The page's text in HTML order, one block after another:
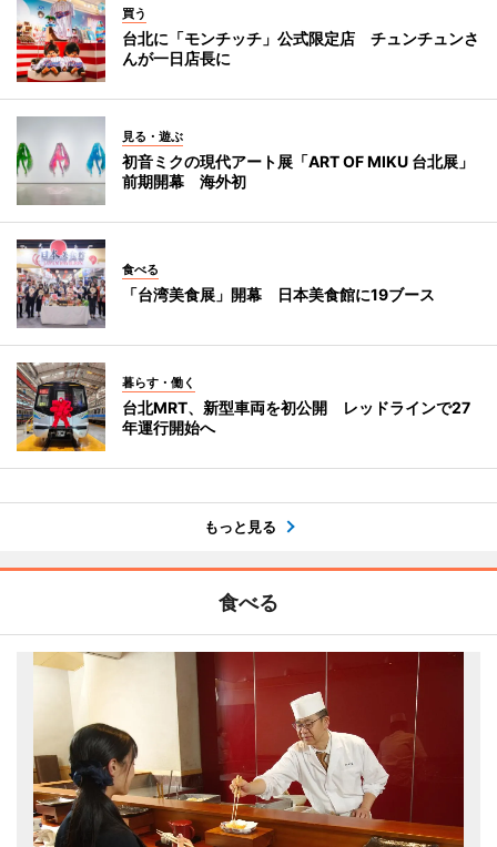
買う
台北に「モンチッチ」公式限定店 チュンチュンさ
んが一日店長に
見る・遊ぶ
初音ミクの現代アート展「ART OF MIKU 台北展」
前期開幕 海外初
食べる
「台湾美食展」開幕 日本美食館に19ブース
暮らす・働く
台北MRT、新型車両を初公開 レッドラインで27
年運行開始へ
もっと見る
食べる